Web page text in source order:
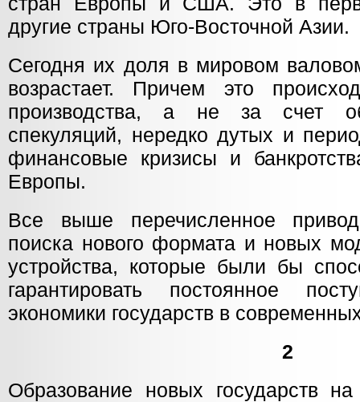
другие страны Юго-Восточной Азии.
Сегодня их доля в мировом
возрастает. Причем это
производства, а не за счет
спекуляций, нередко дутых и
финансовые кризисы и
Европы.
Все выше перечисленное
поиска нового формата и новых
устройства, которые были бы
гарантировать постоянное
экономики государств в
2
Образование новых государств